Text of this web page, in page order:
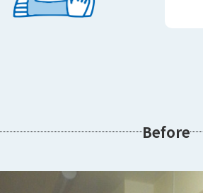
Before